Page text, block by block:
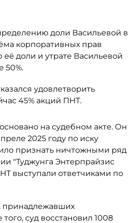
доли Васильевой в
корпоративных прав
доли и утрате Васильевой
50%.
удовлетворить
45% акций ПНТ.
на судебном акте. Он
2025 году по иску
признать ничтожными ряд
"Туджунга Энтерпрайзис
выступали ответчиками по
принадлежавших
суд восстановил 1008